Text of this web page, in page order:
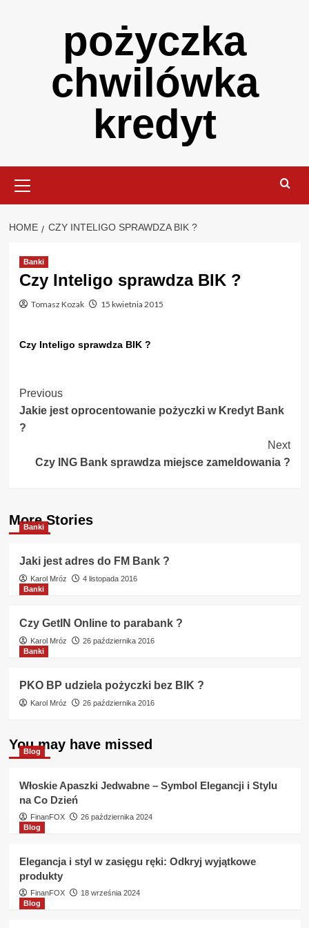
pożyczka
chwilówka
kredyt
Menu
HOME CZY INTELIGO SPRAWDZA BIK ?
Banki
Czy Inteligo sprawdza BIK ?
Tomasz Kozak 15 kwietnia 2015
Czy Inteligo sprawdza BIK ?
Post
Navigation
Previous
Jakie jest oprocentowanie pożyczki w Kredyt Bank
?
Next
Czy ING Bank sprawdza miejsce zameldowania ?
More Stories
Banki
Jaki jest adres do FM Bank ?
Karol Mróz
4 listopada 2016
Banki
Czy GetIN Online to parabank ?
Karol Mróz
26 października 2016
Banki
PKO BP udziela pożyczki bez BIK ?
Karol Mróz 26 października 2016
You may have missed
Blog
Włoskie Apaszki Jedwabne – Symbol Elegancji i Stylu
na Co Dzień
FinanFOX
26 października 2024
Blog
Elegancja i styl w zasięgu ręki: Odkryj wyjątkowe
produkty
FinanFOX
18 września 2024
Blog